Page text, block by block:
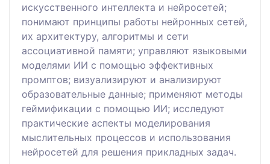
искусственного интеллекта и нейросетей;
понимают принципы работы нейронных сетей,
их архитектуру, алгоритмы и сети
ассоциативной памяти; управляют языковыми
моделями ИИ с помощью эффективных
промптов; визуализируют и анализируют
образовательные данные; применяют методы
геймификации с помощью ИИ; исследуют
практические аспекты моделирования
мыслительных процессов и использования
нейросетей для решения прикладных задач.